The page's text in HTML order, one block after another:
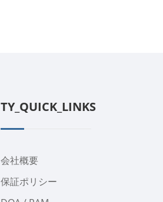
TY_QUICK_LINKS
会社概要
保証ポリシー